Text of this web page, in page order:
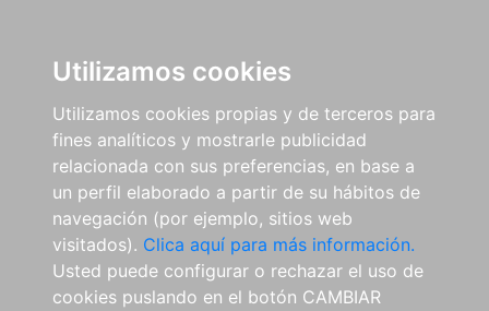
Utilizamos cookies
Utilizamos cookies propias y de terceros para
fines analíticos y mostrarle publicidad
relacionada con sus preferencias, en base a
un perfil elaborado a partir de su hábitos de
navegación (por ejemplo, sitios web
visitados). Clica aquí para más información.
Usted puede configurar o rechazar el uso de
cookies puslando en el botón CAMBIAR